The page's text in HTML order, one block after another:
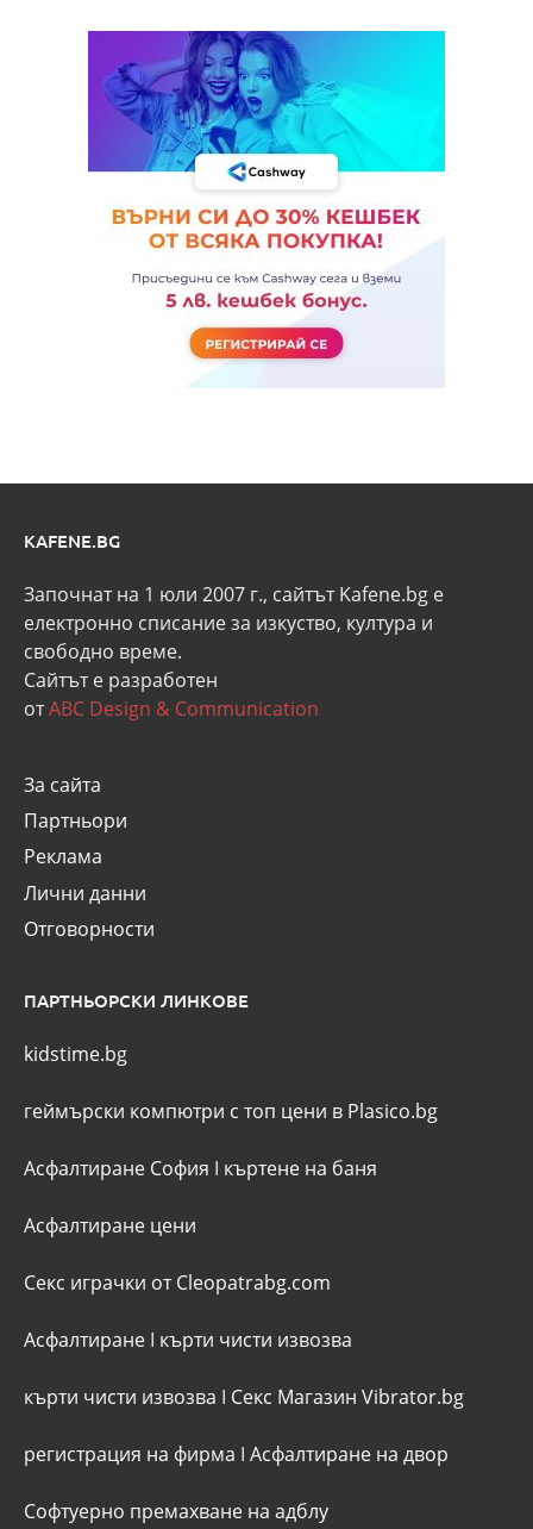
KAFENE.BG
Започнат на 1 юли 2007 г., сайтът Kafene.bg e
eлектронно списание за изкуство, култура и
свободно време.
Сайтът е разработен
отABC Design & Communication
За сайта
Партньори
Реклама
Лични данни
Отговорности
ПАРТНЬОРСКИ ЛИНКОВЕ
kidstime.bg
геймърски компютри с топ цени в Plasico.bg
Асфалтиране София I къртене на баня
Асфалтиране цени
Секс играчки от Cleopatrabg.com
Асфалтиране I кърти чисти извозва
кърти чисти извозва I Секс Магазин Vibrator.bg
регистрация на фирма I Асфалтиране на двор
Софтуерно премахване на адблу